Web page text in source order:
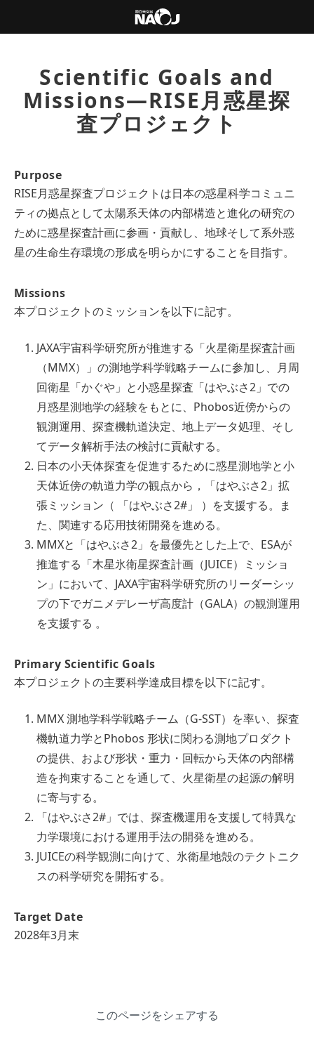
Scientific Goals and
Missions—RISE月惑星探
査プロジェクト
Purpose
RISE月惑星探査プロジェクトは日本の惑星科学コミュニ
ティの拠点として太陽系天体の内部構造と進化の研究の
ために惑星探査計画に参画・貢献し、地球そして系外惑
星の生命生存環境の形成を明らかにすることを目指す。
Missions
本プロジェクトのミッションを以下に記す。
JAXA宇宙科学研究所が推進する「火星衛星探査計画
（MMX）」の測地学科学戦略チームに参加し、月周
回衛星「かぐや」と小惑星探査「はやぶさ2」での
月惑星測地学の経験をもとに、Phobos近傍からの
観測運用、探査機軌道決定、地上データ処理、そし
てデータ解析手法の検討に貢献する。
日本の小天体探査を促進するために惑星測地学と小
天体近傍の軌道力学の観点から，「はやぶさ2」拡
張ミッション（ 「はやぶさ2#」 ）を支援する。ま
た、関連する応用技術開発を進める。
MMXと「はやぶさ2」を最優先とした上で、ESAが
推進する「木星氷衛星探査計画（JUICE）ミッショ
ン」において、JAXA宇宙科学研究所のリーダーシッ
プの下でガニメデレーザ高度計（GALA）の観測運用
を支援する 。
Primary Scientific Goals
本プロジェクトの主要科学達成目標を以下に記す。
MMX 測地学科学戦略チーム（G-SST）を率い、探査
機軌道力学とPhobos 形状に関わる測地プロダクト
の提供、および形状・重力・回転から天体の内部構
造を拘束することを通して、火星衛星の起源の解明
に寄与する。
「はやぶさ2#」では、探査機運用を支援して特異な
力学環境における運用手法の開発を進める。
JUICEの科学観測に向けて、氷衛星地殻のテクトニク
スの科学研究を開拓する。
Target Date
2028年3月末
このページをシェアする